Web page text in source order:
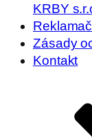
KRBY
Zásady
Kontakt